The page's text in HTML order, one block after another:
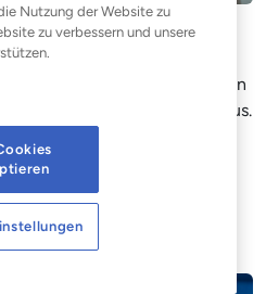
gemäß NIS2
KI-Bedrohungen
nicht mehr aus.
und die Raffinesse der
somit eine Gefahr dar.
Nutzung der Website zu
zu verbessern und unsere